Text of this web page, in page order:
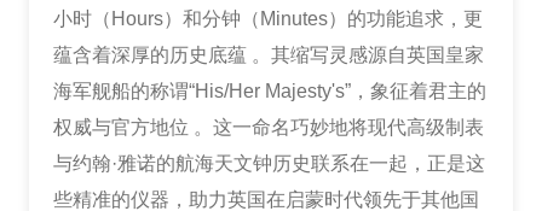
小时（Hours）和分钟（Minutes）的功能追求，更
蕴含着深厚的历史底蕴 。其缩写灵感源自英国皇家
海军舰船的称谓“His/Her Majesty's”，象征着君主的
权威与官方地位 。这一命名巧妙地将现代高级制表
与约翰·雅诺的航海天文钟历史联系在一起，正是这
些精准的仪器，助力英国在启蒙时代领先于其他国